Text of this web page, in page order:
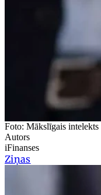
Foto: Mākslīgais intelekts
Autors
iFinanses
Ziņas